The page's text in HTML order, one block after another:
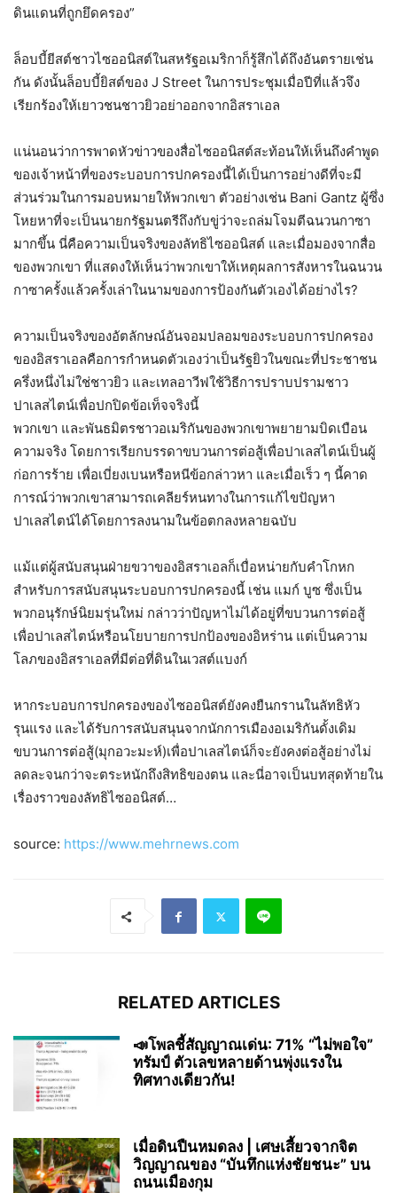
ดินแดนที่ถูกยึดครอง”
ล็อบบี้ยีสต์ชาวไซออนิสต์ในสหรัฐอเมริกาก็รู้สึกได้ถึงอันตรายเช่น
กัน ดังนั้นล็อบบี้ยิสต์ของ J Street ในการประชุมเมื่อปีที่แล้วจึง
เรียกร้องให้เยาวชนชาวยิวอย่าออกจากอิสราเอล
แน่นอนว่าการพาดหัวข่าวของสื่อไซออนิสต์สะท้อนให้เห็นถึงคำพูด
ของเจ้าหน้าที่ของระบอบการปกครองนี้ได้เป็นการอย่างดีที่จะมี
ส่วนร่วมในการมอบหมายให้พวกเขา ตัวอย่างเช่น Bani Gantz ผู้ซึ่ง
โหยหาที่จะเป็นนายกรัฐมนตรีถึงกับขู่ว่าจะถล่มโจมตีฉนวนกาซา
มากขึ้น นี่คือความเป็นจริงของลัทธิไซออนิสต์ และเมื่อมองจากสื่อ
ของพวกเขา ที่แสดงให้เห็นว่าพวกเขาให้เหตุผลการสังหารในฉนวน
กาซาครั้งแล้วครั้งเล่าในนามของการป้องกันตัวเองได้อย่างไร?
ความเป็นจริงของอัตลักษณ์อันจอมปลอมของระบอบการปกครอง
ของอิสราเอลคือการกำหนดตัวเองว่าเป็นรัฐยิวในขณะที่ประชาชน
ครึ่งหนึ่งไม่ใช่ชาวยิว และเทลอาวีฟใช้วิธีการปราบปรามชาว
ปาเลสไตน์เพื่อปกปิดข้อเท็จจริงนี้
พวกเขา และพันธมิตรชาวอเมริกันของพวกเขาพยายามบิดเบือน
ความจริง โดยการเรียกบรรดาขบวนการต่อสู้เพื่อปาเลสไตน์เป็นผู้
ก่อการร้าย เพื่อเบี่ยงเบนหรือหนีข้อกล่าวหา และเมื่อเร็ว ๆ นี้คาด
การณ์ว่าพวกเขาสามารถเคลียร์หนทางในการแก้ไขปัญหา
ปาเลสไตน์ได้โดยการลงนามในข้อตกลงหลายฉบับ
แม้แต่ผู้สนับสนุนฝ่ายขวาของอิสราเอลก็เบื่อหน่ายกับคำโกหก
สำหรับการสนับสนุนระบอบการปกครองนี้ เช่น แมก์ บูซ ซึ่งเป็น
พวกอนุรักษ์นิยมรุ่นใหม่ กล่าวว่าปัญหาไม่ได้อยู่ที่ขบวนการต่อสู้
เพื่อปาเลสไตน์หรือนโยบายการปกป้องของอิหร่าน แต่เป็นความ
โลภของอิสราเอลที่มีต่อที่ดินในเวสต์แบงก์
หากระบอบการปกครองของไซออนิสต์ยังคงยืนกรานในลัทธิหัว
รุนแรง และได้รับการสนับสนุนจากนักการเมืองอเมริกันดั้งเดิม
ขบวนการต่อสู้(มุกอวะมะห์)เพื่อปาเลสไตน์ก็จะยังคงต่อสู้อย่างไม่
ลดละจนกว่าจะตระหนักถึงสิทธิของตน และนี่อาจเป็นบทสุดท้ายใน
เรื่องราวของลัทธิไซออนิสต์…
source: https://www.mehrnews.com
RELATED ARTICLES
📣โพลชี้สัญญาณเด่น: 71% “ไม่พอใจ”
ทรัมป์ ตัวเลขหลายด้านพุ่งแรงใน
ทิศทางเดียวกัน!
เมื่อดินปืนหมดลง | เศษเสี้ยวจากจิต
วิญญาณของ “บันทึกแห่งชัยชนะ” บน
ถนนเมืองกุม